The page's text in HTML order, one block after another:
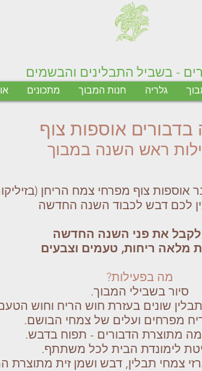
- בשביל התבלינים והבשמים
גלריה חנות המבוך מתכונים
בדבורים אוספות צוף
ראש השנה במבוך
אוספות צוף מפרחי צמח הריחן
לכם דבש לכבוד השנה החדשה
לקבל את פני השנה החדשה
מלאה ריחות, טעמים וצבעים
מה בפעילות?
סיור בשבילי המבוך.
תבלין שונים בעזרת חוש הריח וחוש
ריח מפרחים ועלים של צמחי הבושם.
מתוצרת הדבורים - תפוח בדבש.
לימונדת הבית לכל משתתף.
צמחי תבלין, דבש ושמן זית מתוצרת